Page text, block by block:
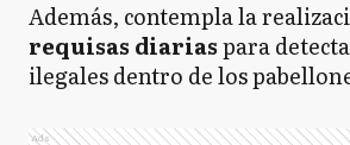
Además, contempla la
requisas diariaspara
ilegales dentro de los
Ads